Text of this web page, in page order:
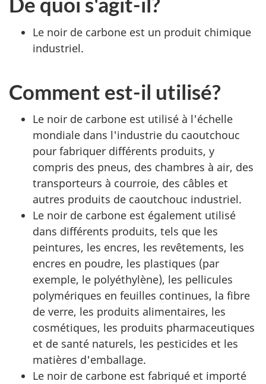
Le noir de carbone est un produit chimique
industriel.
Comment est-il utilisé?
Le noir de carbone est utilisé à l'échelle
mondiale dans l'industrie du caoutchouc
pour fabriquer différents produits, y
compris des pneus, des chambres à air, des
transporteurs à courroie, des câbles et
autres produits de caoutchouc industriel.
Le noir de carbone est également utilisé
dans différents produits, tels que les
peintures, les encres, les revêtements, les
encres en poudre, les plastiques (par
exemple, le polyéthylène), les pellicules
polymériques en feuilles continues, la fibre
de verre, les produits alimentaires, les
cosmétiques, les produits pharmaceutiques
et de santé naturels, les pesticides et les
matières d'emballage.
Le noir de carbone est fabriqué et importé